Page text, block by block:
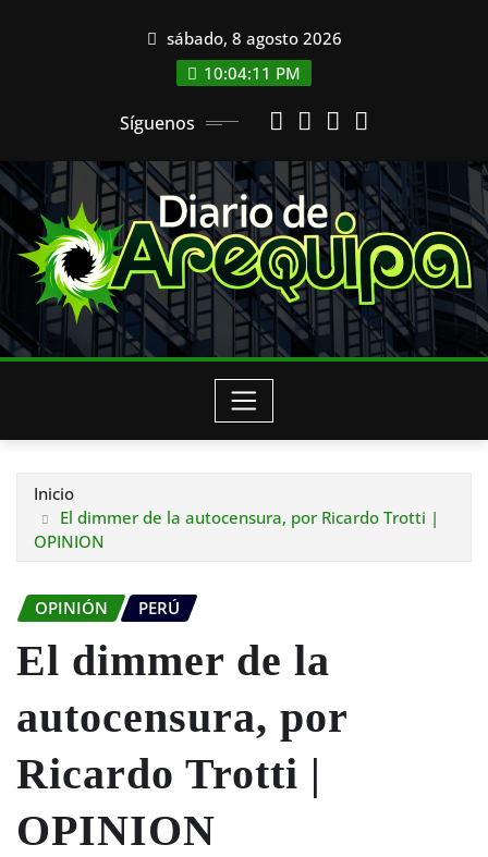
sábado, 8 agosto 2026
10:04:11 PM
Síguenos
Inicio
El dimmer de la autocensura, por Ricardo Trotti |
OPINION
OPINIÓN PERÚ
El dimmer de la
autocensura, por
Ricardo Trotti |
OPINION